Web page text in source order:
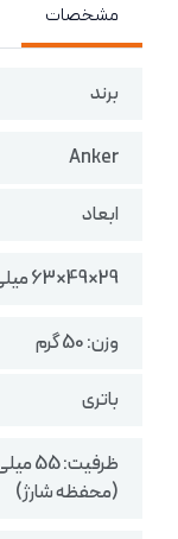
مشخصات
برند
Anker
ابعاد
29×49×63 میلی‌متر
وزن: 50 گرم
باتری
(محفظه شارژ)